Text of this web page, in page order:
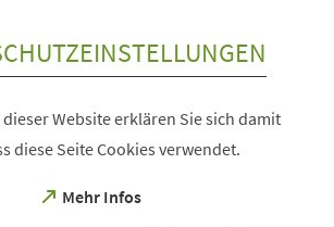
Website erklären Sie sich damit
diese Seite Cookies verwendet.
Mehr Infos
(Öffnet